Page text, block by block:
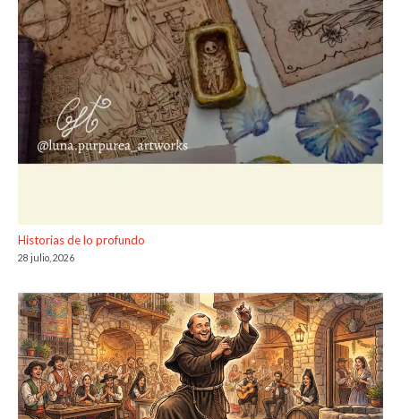
Historias de lo profundo
28 julio, 2026